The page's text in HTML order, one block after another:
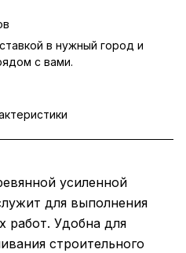
в нужный город и
с вами.
усиленной
для выполнения
работ. Удобна для
строительного